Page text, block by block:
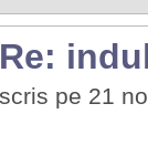
Re:
scris pe 21